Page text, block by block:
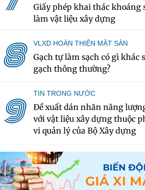
Giấy phép khai thác khoáng
làm vật liệu xây dựng
8 VLXD HOÀN THIỆN MẶT SÀN
Gạch tự làm sạch có gì khác
gạch thông thường?
9 TIN TRONG NƯỚC
Đề xuất dán nhãn năng
với vật liệu xây dựng thuộc
vi quản lý của Bộ Xây dựng